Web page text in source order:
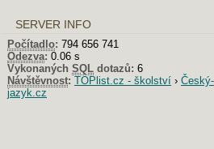
SERVER INFO
Počítadlo: 794 656 741
Odezva: 0.06 s
Vykonaných SQLdotazů: 6
Návštěvnost: TOPlist.cz - školství› Český-
jazyk.cz